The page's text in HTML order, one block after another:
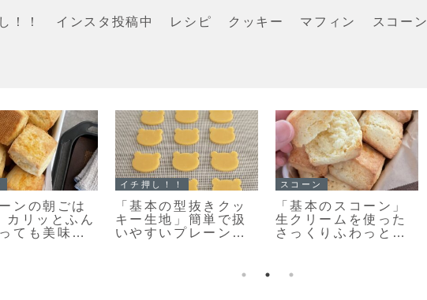
！！ インスタ投稿中 レシピ クッキー マフィン スコーン
！！
フィン」ま
バターケー
とり美味し
イチ押し！！
「くまのキャラメル
ナッツクッキー」キ
ャラメルナッツがカ
イチ押し！！
「メロンパンクッキ
ー」ちっちゃくてか
わいい♡まるでメロ
ピだよ！